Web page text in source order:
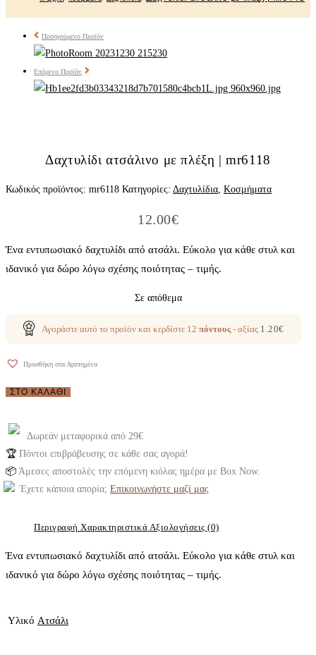
Προηγούμενο Προϊόν
Επόμενο Προϊόν
Δαχτυλίδι ατσάλινο με πλέξη | mr6118
Κωδικός προϊόντος: mr6118 Κατηγορίες: Δαχτυλίδια Κοσμήματα
12.00€
Ένα εντυπωσιακό δαχτυλίδι από ατσάλι. Εύκολο για κάθε στυλ και
ιδανικό για δώρο λόγω σχέσης ποιότητας – τιμής.
Σε απόθεμα
Αγοράστε αυτό το προϊόν και κερδίστε 12 πόντους- αξίας 1.20€
Προσθήκη στα Αγαπημένα
Δαχτυλίδι
με
mr6118
ποσότητα
ΣΤΟ ΚΑΛΆΘΙ
Δωρεάν μεταφορικά από 29€
🏆 Πόντοι επιβράβευσης σε κάθε σας αγορά!
📦 Άμεσες αποστολές την επόμενη κιόλας ημέρα με Box Now.
Έχετε κάποια απορία; Επικοινωνήστε μαζί μας
Περιγραφή Χαρακτηριστικά Αξιολογήσεις (0)
Ένα εντυπωσιακό δαχτυλίδι από ατσάλι. Εύκολο για κάθε στυλ και
ιδανικό για δώρο λόγω σχέσης ποιότητας – τιμής.
Υλικό Ατσάλι